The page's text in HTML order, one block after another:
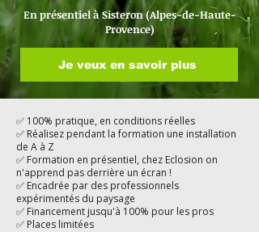
En présentiel à Sisteron (Alpes-de-Haute-
Provence)
Je veux en savoir plus
✅ 100% pratique, en conditions réelles
✅ Réalisez pendant la formation une installation
de A à Z
✅ Formation en présentiel, chez Eclosion on
n'apprend pas derrière un écran !
✅ Encadrée par des professionnels
expérimentés du paysage
✅ Financement jusqu'à 100% pour les pros
✅ Places limitées